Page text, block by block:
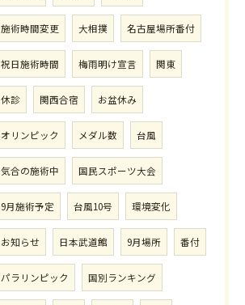
施術時間変更 大相撲 名古屋場所番付
祝日施術時間 梅雨明け宣言 関東
休診 関西合宿 お盆休み
オリンピック メダル数 台風
気合の施術中 国民スポーツ大会
9月施術予定 台風10号 環境変化
お知らせ 日本武道館 9月場所 番付
パラリンピック 国別ランキング